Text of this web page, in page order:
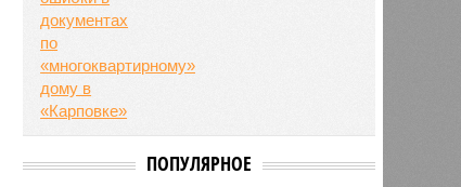
ПОПУЛЯРНОЕ